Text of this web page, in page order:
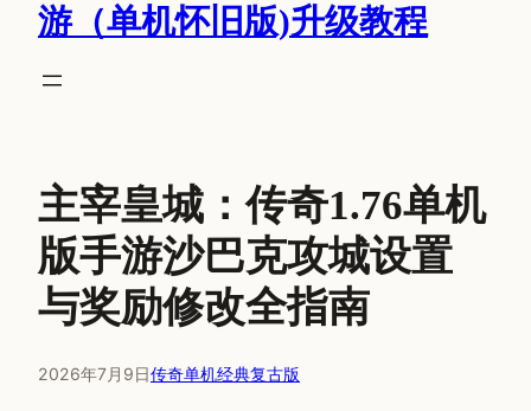
游（单机怀旧版)升级教程
主宰皇城：传奇1.76单机
版手游沙巴克攻城设置
与奖励修改全指南
2026年7月9日传奇单机经典复古版